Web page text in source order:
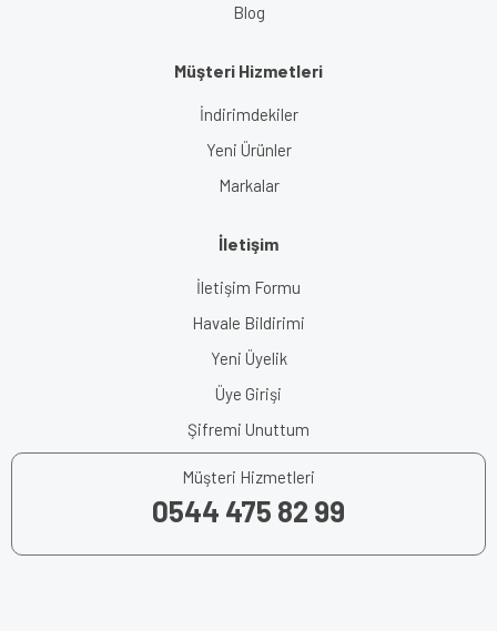
Blog
Müşteri Hizmetleri
İndirimdekiler
Yeni Ürünler
Markalar
İletişim
İletişim Formu
Havale Bildirimi
Yeni Üyelik
Üye Girişi
Şifremi Unuttum
Müşteri Hizmetleri
0544 475 82 99